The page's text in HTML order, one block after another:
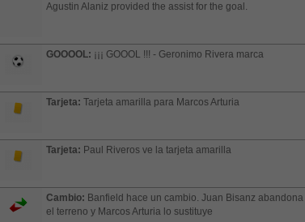
Agustin Alaniz provided the assist for the goal.
GOOOOL: ¡¡¡ GOOOL !!! - Geronimo Rivera marca
Tarjeta: Tarjeta amarilla para Marcos Arturia
Tarjeta: Paul Riveros ve la tarjeta amarilla
Cambio: Banfield hace un cambio. Juan Bisanz abandona
el terreno y Marcos Arturia lo sustituye